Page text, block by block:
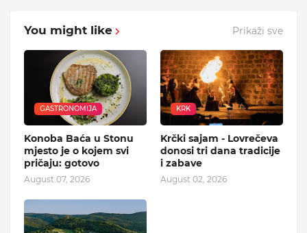
You might like Prikaži sve
GASTRONOMIJA
Konoba Baća u Stonu
mjesto je o kojem svi
pričaju: gotovo
August 07, 2026
KRK
Krčki sajam - Lovrečeva
donosi tri dana tradicije
i zabave
August 02, 2026